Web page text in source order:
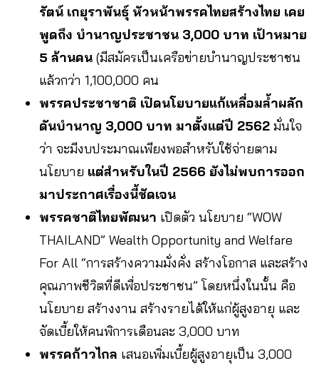
รัตน์ เกยุราพันธุ์ หัวหน้าพรรคไทยสร้างไทย เคย
พูดถึง บำนาญประชาชน 3,000 บาท เป้าหมาย
5 ล้านคน (มีสมัครเป็นเครือข่ายบำนาญประชาชน
แล้วกว่า 1,100,000 คน
พรรคประชาชาติ เปิดนโยบายแก้เหลื่อมล้ำผลัก
ดันบำนาญ 3,000 บาท มาตั้งแต่ปี 2562 มั่นใจ
ว่า จะมีงบประมาณเพียงพอสำหรับใช้จ่ายตาม
นโยบาย แต่สำหรับในปี 2566 ยังไม่พบการออก
มาประกาศเรื่องนี้ชัดเจน
พรรคชาติไทยพัฒนา เปิดตัว นโยบาย “WOW
THAILAND” Wealth Opportunity and Welfare
For All “การสร้างความมั่งคั่ง สร้างโอกาส และสร้าง
คุณภาพชีวิตที่ดีเพื่อประชาชน” โดยหนึ่งในนั้น คือ
นโยบาย สร้างงาน สร้างรายได้ให้แก่ผู้สูงอายุ และ
จัดเบี้ยให้คนพิการเดือนละ 3,000 บาท
พรรคก้าวไกล เสนอเพิ่มเบี้ยผู้สูงอายุเป็น 3,000